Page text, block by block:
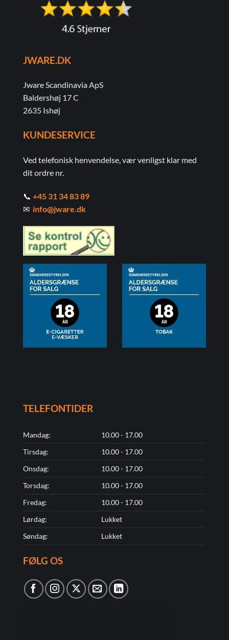
JWARE.DK
Jware Scandinavia ApS
Baldershøj 17 C
2635 Ishøj
KUNDESERVICE
Ved telefonisk henvendelse, vær venligst klar med
dit ordre nr.
📞 +45 31 34 83 89
✉ info@jware.dk
TELEFONTIDER
Mandag:
10.00 - 17.00
Tirsdag:
10.00 - 17.00
Onsdag:
10.00 - 17.00
Torsdag:
10.00 - 17.00
Fredag:
10.00 - 17.00
Lørdag:
Lukket
Søndag:
Lukket
FØLG OS